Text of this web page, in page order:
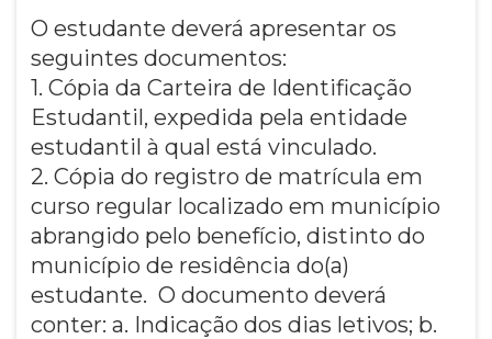
O estudante deverá apresentar os
seguintes documentos:
1. Cópia da Carteira de Identificação
Estudantil, expedida pela entidade
estudantil à qual está vinculado.
2. Cópia do registro de matrícula em
curso regular localizado em município
abrangido pelo benefício, distinto do
município de residência do(a)
estudante. O documento deverá
conter: a. Indicação dos dias letivos; b.